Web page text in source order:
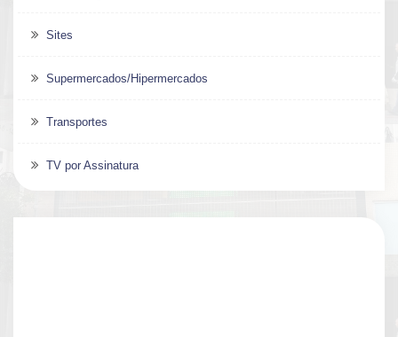
Sites
Supermercados/Hipermercados
Transportes
TV por Assinatura